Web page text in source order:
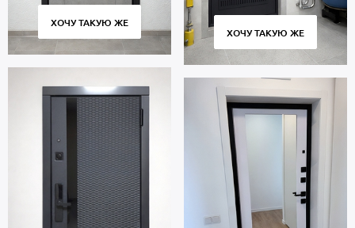
ХОЧУ ТАКУЮ ЖЕ
ХОЧУ ТАКУЮ ЖЕ